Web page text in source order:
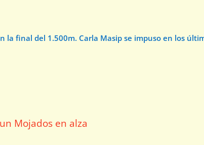
la final del 1.500m. Carla Masip se impuso en los